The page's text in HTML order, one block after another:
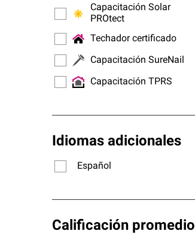
Capacitación Solar
PROtect
Techador certificado
Capacitación SureNail
Capacitación TPRS
Idiomas adicionales
Español
Calificación promedio